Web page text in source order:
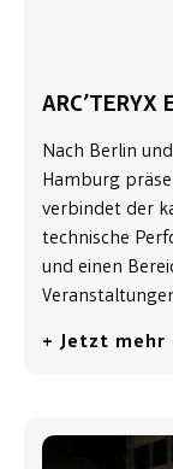
ARC’TERYX
Nach Berlin
Hamburg
verbindet der
technische
und einen
+ Jetzt mehr